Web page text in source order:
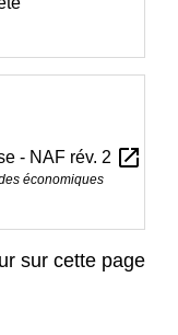
- NAF rév. 2 open_in_new
économiques
sur cette page